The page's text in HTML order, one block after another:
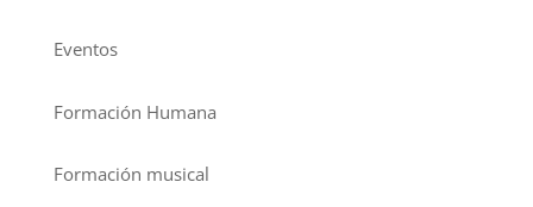
Eventos
Formación Humana
Formación musical